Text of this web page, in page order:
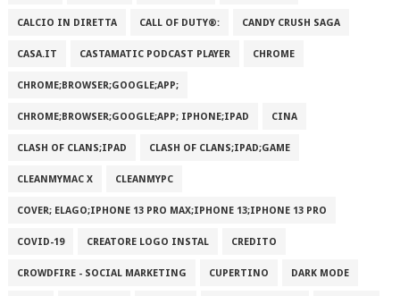
CALCIO IN DIRETTA CALL OF DUTY®: CANDY CRUSH SAGA
CASA.IT CASTAMATIC PODCAST PLAYER CHROME
CHROME;BROWSER;GOOGLE;APP;
CHROME;BROWSER;GOOGLE;APP; IPHONE;IPAD CINA
CLASH OF CLANS;IPAD CLASH OF CLANS;IPAD;GAME
CLEANMYMAC X CLEANMYPC
COVER; ELAGO;IPHONE 13 PRO MAX;IPHONE 13;IPHONE 13 PRO
COVID-19 CREATORE LOGO INSTAL CREDITO
CROWDFIRE - SOCIAL MARKETING CUPERTINO DARK MODE